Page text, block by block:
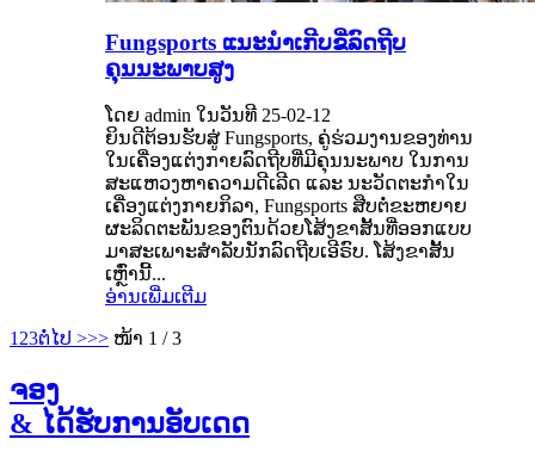
Fungsports ແນະນຳເກີບຂີ່ລົດຖີບ
ຄຸນນະພາບສູງ
ໂດຍ admin ໃນວັນທີ 25-02-12
ຍິນດີຕ້ອນຮັບສູ່ Fungsports, ຄູ່ຮ່ວມງານຂອງທ່ານ
ໃນເຄື່ອງແຕ່ງກາຍລົດຖີບທີ່ມີຄຸນນະພາບ ໃນການ
ສະແຫວງຫາຄວາມດີເລີດ ແລະ ນະວັດຕະກໍາໃນ
ເຄື່ອງແຕ່ງກາຍກິລາ, Fungsports ສືບຕໍ່ຂະຫຍາຍ
ຜະລິດຕະພັນຂອງຕົນດ້ວຍໂສ້ງຂາສັ້ນທີ່ອອກແບບ
ມາສະເພາະສຳລັບນັກລົດຖີບເອີຣົບ. ໂສ້ງຂາສັ້ນ
ເຫຼົ່ານີ້...
ອ່ານເພີ່ມເຕີມ
1 23ຕໍ່ໄປ >>> ໜ້າ 1 / 3
ຈອງ
& ໄດ້ຮັບການອັບເດດ